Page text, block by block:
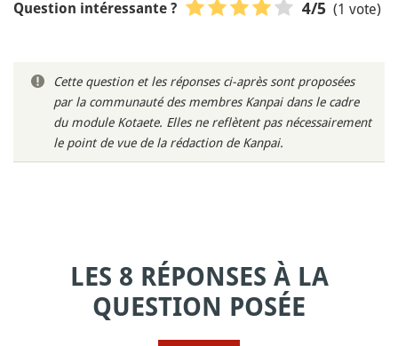
Question intéressante ? 4/5 (1 vote)
Cette question et les réponses ci-après sont proposées
par la communauté des membres Kanpai dans le cadre
du module Kotaete. Elles ne reflètent pas nécessairement
le point de vue de la rédaction de Kanpai.
LES 8 RÉPONSES À LA
QUESTION POSÉE